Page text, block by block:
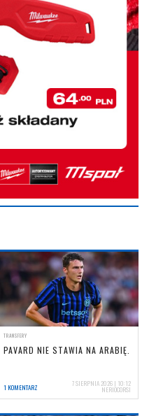
TRANSFERY
PAVARD NIE STAWIA NA ARABIĘ.
1 KOMENTARZ 7 SIERPNIA 2026 | 10:12
NERIOCORSI